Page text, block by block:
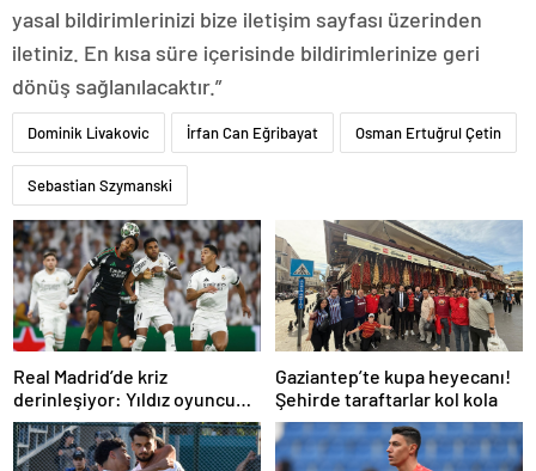
yasal bildirimlerinizi bize iletişim sayfası üzerinden
iletiniz. En kısa süre içerisinde bildirimlerinize geri
dönüş sağlanılacaktır.”
Dominik Livakovic İrfan Can Eğribayat Osman Ertuğrul Çetin
Sebastian Szymanski
Real Madrid’de kriz
derinleşiyor: Yıldız oyuncu
takıma dönmek istemiyor
Gaziantep’te kupa heyecanı!
Şehirde taraftarlar kol kola